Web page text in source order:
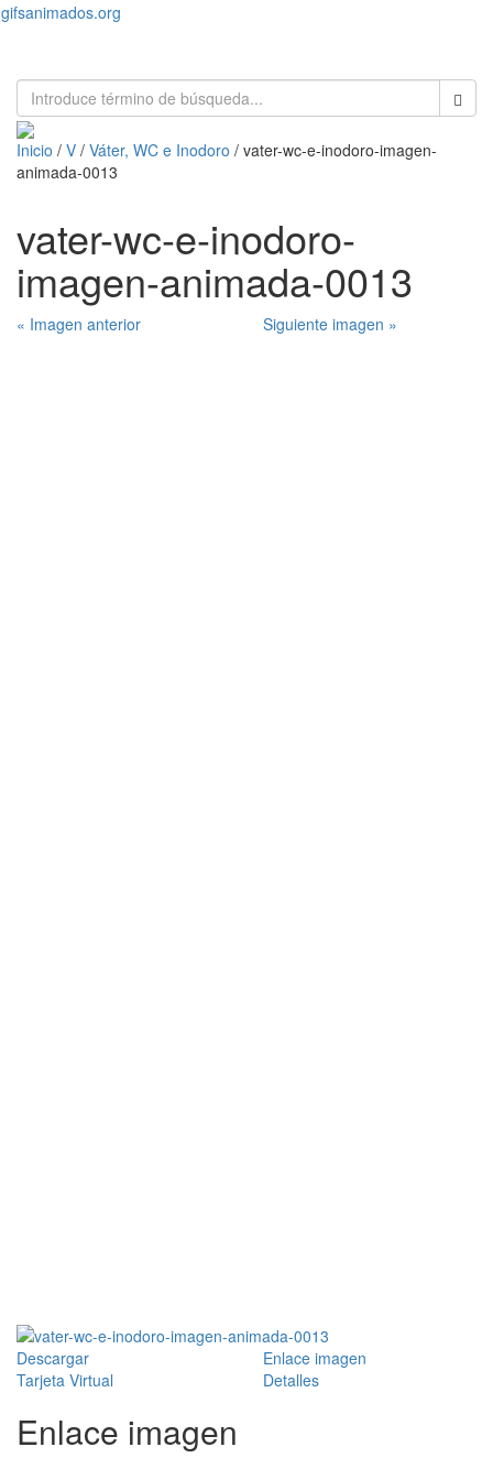
gifsanimados.org
Inicio / V / Váter, WC e Inodoro / vater-wc-e-inodoro-imagen-
animada-0013
vater-wc-e-inodoro-
imagen-animada-0013
« Imagen anterior Siguiente imagen »
Descargar
Enlace imagen
Tarjeta Virtual
Detalles
Enlace imagen